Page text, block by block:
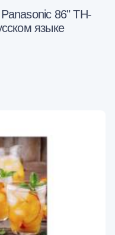
86" TH-
языке